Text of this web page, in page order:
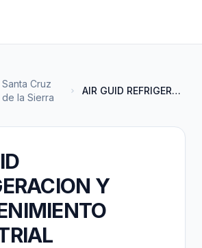
Santa Cruz
de la Sierra
AIR GUID REFRIGERACION Y MANTE...
Y